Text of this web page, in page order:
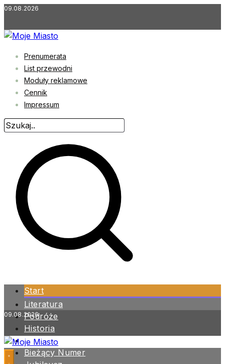
Przejdź
treści
09.08.2026
Prenumerata
List przewodni
Moduły reklamowe
Cennik
Impressum
Start
Literatura
Podróże
Historia
Zdrowie
Bieżący Numer
09.08.2026